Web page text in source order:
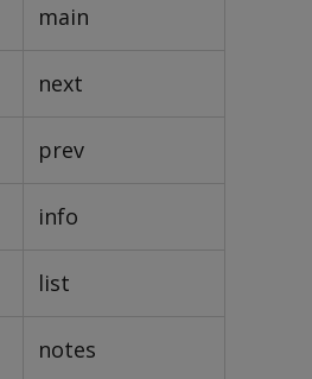
main
next
prev
info
list
notes